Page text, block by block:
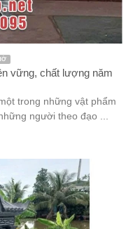
vững, chất lượng năm
trong những vật phẩm
người theo đạo ...